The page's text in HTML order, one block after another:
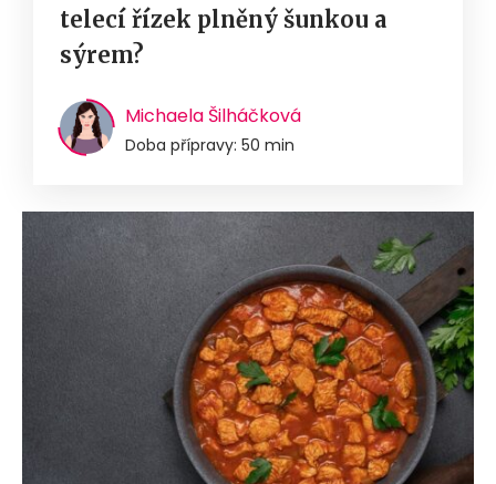
telecí řízek plněný šunkou a
sýrem?
Michaela Šilháčková
Doba přípravy: 50 min